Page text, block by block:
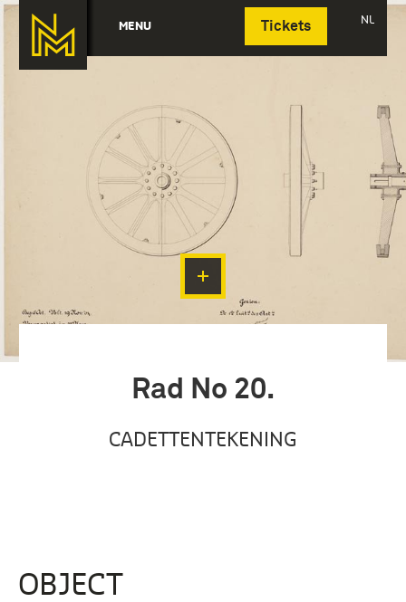
MENU Tickets NL
Deutsch
Rad No 20.
CADETTENTEKENING
OBJECT